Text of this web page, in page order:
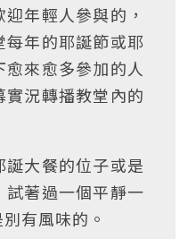
年輕人參與的，
年的耶誕節或耶
來愈多參加的人
況轉播教堂內的
大餐的位子或是
著過一個平靜一
有風味的。